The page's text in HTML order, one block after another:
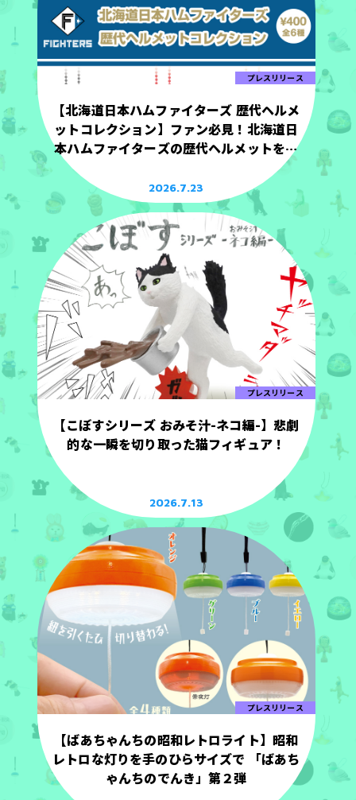
プレスリリース
【北海道日本ハムファイターズ 歴代ヘルメ
ットコレクション】ファン必見！北海道日
本ハムファイターズの歴代ヘルメットを手
2026.7.23
プレスリリース
【こぼすシリーズ おみそ汁-ネコ編-】悲劇
的な一瞬を切り取った猫フィギュア！
2026.7.13
プレスリリース
【ばあちゃんちの昭和レトロライト】昭和
レトロな灯りを手のひらサイズで 「ばあち
ゃんちのでんき」第２弾